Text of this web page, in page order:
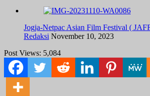
Jogja-Netpac Asian Film Festival (
Redaksi November 10, 2023
Post Views: 5,084